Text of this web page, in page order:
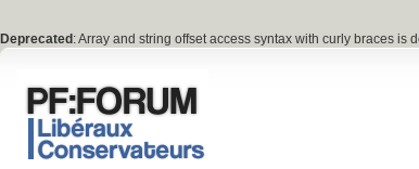
Deprecated : Array and string offset access syntax with curly braces is